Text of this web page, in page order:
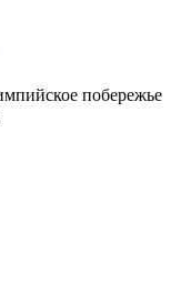
побережье